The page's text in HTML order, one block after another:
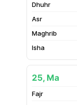
25, Ma